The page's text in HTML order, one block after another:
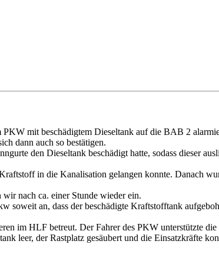
mit beschädigtem Dieseltank auf die BAB 2
dann auch so bestätigen.
den Dieseltank beschädigt hatte, sodass dieser
in die Kanalisation gelangen konnte. Danach
nach ca. einer Stunde wieder ein.
soweit an, dass der beschädigte Kraftstofftank
im HLF betreut. Der Fahrer des PKW unterstützte
leer, der Rastplatz gesäubert und die Einsatzkräfte